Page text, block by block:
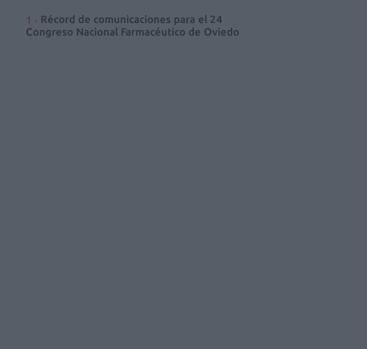
Récord de comunicaciones para el 24
Congreso Nacional Farmacéutico de Oviedo